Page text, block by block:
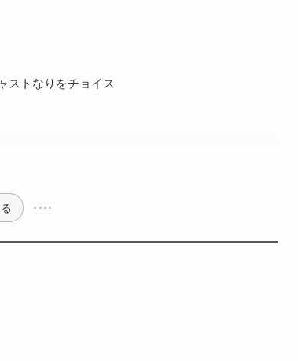
ストなりをチョイス